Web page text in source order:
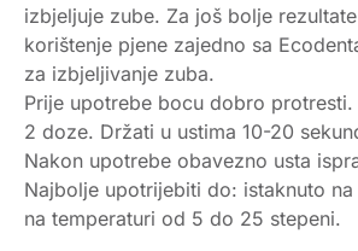
izbjeljuje zube. Za još bolje
korištenje pjene zajedno sa
za izbjeljivanje zuba.
Prije upotrebe bocu dobro protresti.
2 doze. Držati u ustima 10-20
Nakon upotrebe obavezno usta
Najbolje upotrijebiti do: istaknuto
na temperaturi od 5 do 25 stepeni.